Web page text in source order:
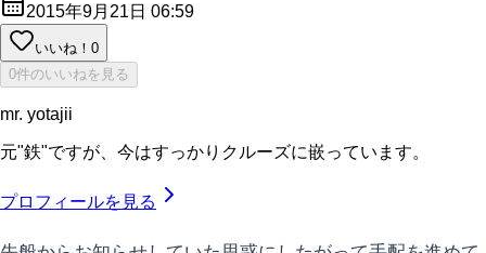
2015年9月21日 06:59
いいね！ 0
0件のいいねを見る
mr. yotajii
元"鉄"ですが、今はすっかりクルーズに嵌っています。
プロフィールを見る